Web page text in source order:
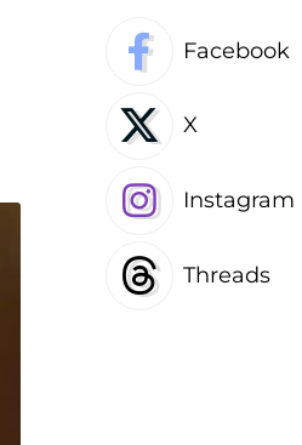
Facebook
X
Instagram
Threads